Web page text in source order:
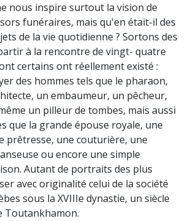
nous inspire surtout la vision de
funéraires, mais qu'en était-il des
de la vie quotidienne ? Sortons des
à la rencontre de vingt- quatre
certains ont réellement existé :
des hommes tels que le pharaon,
un embaumeur, un pêcheur,
un pilleur de tombes, mais aussi
que la grande épouse royale, une
prêtresse, une couturière, une
ou encore une simple
Autant de portraits des plus
avec originalité celui de la société
sous la XVIIIe dynastie, un siècle
Toutankhamon.